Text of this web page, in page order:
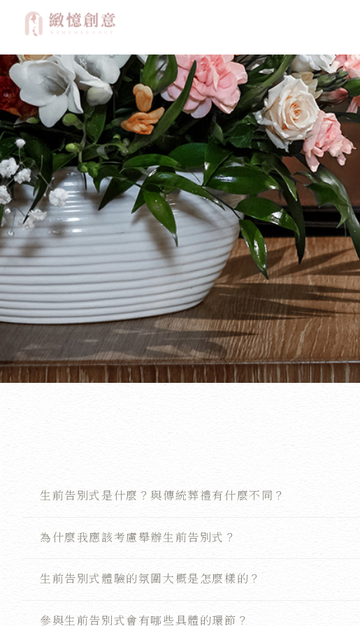
認識生前告別式
生前告別式是什麼？與傳統葬禮有什麼不同？
為什麼我應該考慮舉辦生前告別式？
生前告別式體驗的氛圍大概是怎麼樣的？
參與生前告別式會有哪些具體的環節？